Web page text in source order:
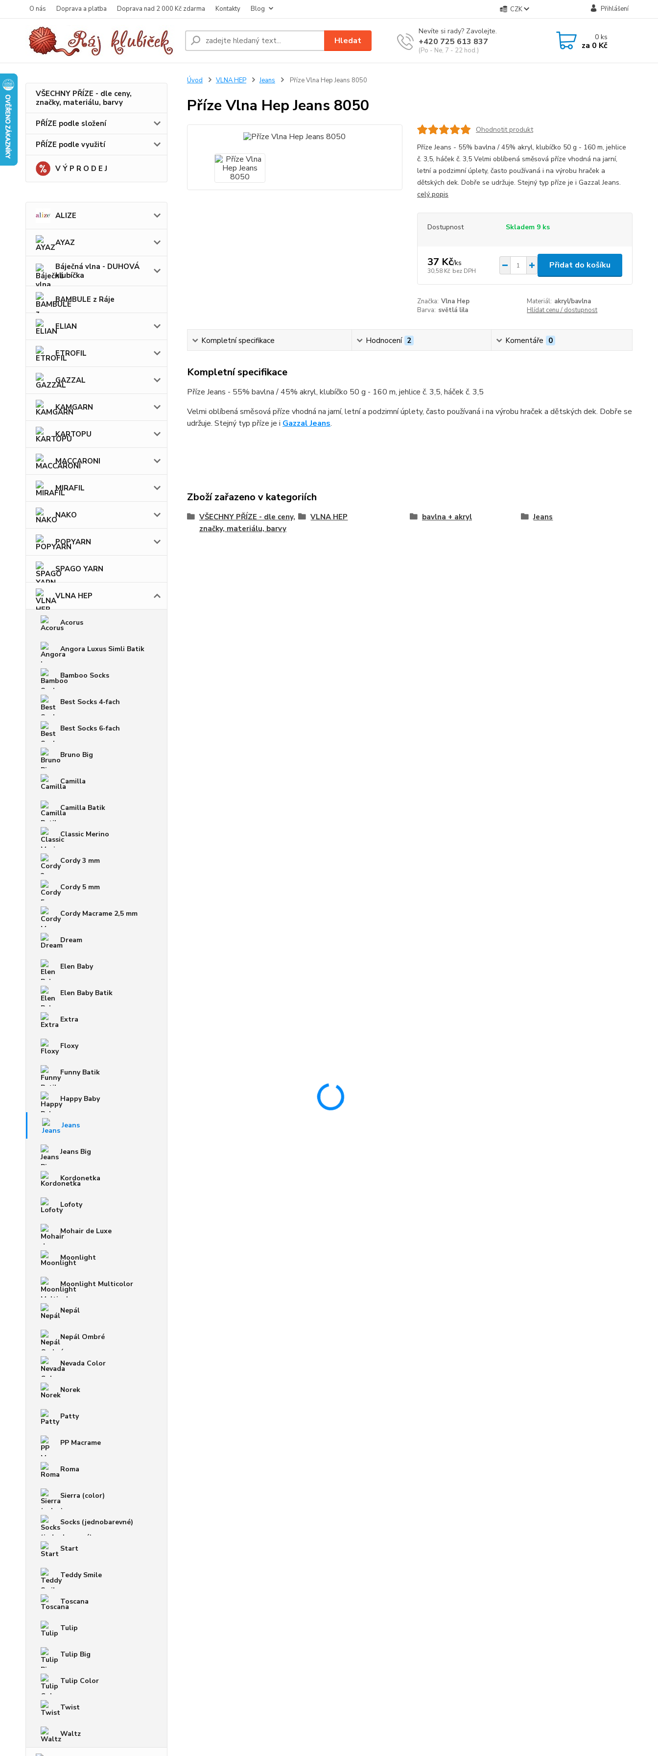
O nás Doprava a platba Doprava nad 2 000 Kč zdarma Kontakty Blog CZK Přihlášení
Hledat
Nevíte si rady? Zavolejte.
+420 725 613 837
(Po - Ne, 7 - 22 hod.)
0ks
za 0 Kč
VŠECHNY PŘÍZE - dle ceny,
značky, materiálu, barvy
PŘÍZE podle složení
PŘÍZE podle využití
V Ý P R O D E J
ALIZE
AYAZ
Báječná vlna - DUHOVÁ
klubíčka
BAMBULE z Ráje
ELIAN
ETROFIL
GAZZAL
KAMGARN
KARTOPU
MACCARONI
MIRAFIL
NAKO
POPYARN
SPAGO YARN
VLNA HEP
Acorus
Angora Luxus Simli Batik
Bamboo Socks
Best Socks 4-fach
Best Socks 6-fach
Bruno Big
Camilla
Camilla Batik
Classic Merino
Cordy 3 mm
Cordy 5 mm
Cordy Macrame 2,5 mm
Dream
Elen Baby
Elen Baby Batik
Extra
Floxy
Funny Batik
Happy Baby
Jeans
Jeans Big
Kordonetka
Lofoty
Mohair de Luxe
Moonlight
Moonlight Multicolor
Nepál
Nepál Ombré
Nevada Color
Norek
Patty
PP Macrame
Roma
Sierra (color)
Socks (jednobarevné)
Start
Teddy Smile
Toscana
Tulip
Tulip Big
Tulip Color
Twist
Waltz
Úvod VLNA HEP Jeans Příze Vlna Hep Jeans 8050
Příze Vlna Hep Jeans 8050
Ohodnotit produkt
Příze Jeans - 55% bavlna / 45% akryl, klubíčko 50 g - 160 m, jehlice
č. 3,5, háček č. 3,5 Velmi oblíbená směsová příze vhodná na jarní,
letní a podzimní úplety, často používaná i na výrobu hraček a
dětských dek. Dobře se udržuje. Stejný typ příze je i Gazzal Jeans.
celý popis
Dostupnost Skladem 9 ks
37 Kč/ks
30,58 Kč bez DPH
Přidat do košíku
Značka: Vlna Hep Materiál: akryl/bavlna
Barva: světlá lila Hlídat cenu / dostupnost
Kompletní specifikace Hodnocení 2 Komentáře 0
Kompletní specifikace
Příze Jeans - 55% bavlna / 45% akryl, klubíčko 50 g - 160 m, jehlice č. 3,5, háček č. 3,5
Velmi oblíbená směsová příze vhodná na jarní, letní a podzimní úplety, často používaná i na výrobu hraček a dětských dek. Dobře se
udržuje. Stejný typ příze je i Gazzal Jeans.
Zboží zařazeno v kategoriích
VŠECHNY PŘÍZE - dle ceny,
značky, materiálu, barvy
VLNA HEP bavlna + akryl Jeans